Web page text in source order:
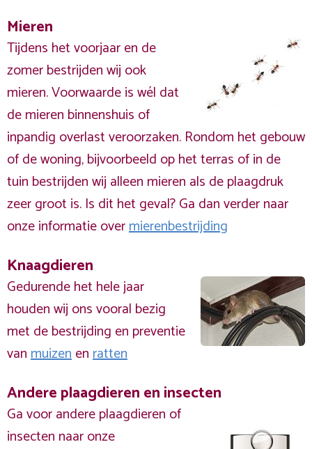
Mieren
Tijdens het voorjaar en de
zomer bestrijden wij ook
mieren. Voorwaarde is wél dat
de mieren binnenshuis of
inpandig overlast veroorzaken. Rondom het gebouw
of de woning, bijvoorbeeld op het terras of in de
tuin bestrijden wij alleen mieren als de plaagdruk
zeer groot is. Is dit het geval? Ga dan verder naar
onze informatie overmierenbestrijding
Knaagdieren
Gedurende het hele jaar
houden wij ons vooral bezig
met de bestrijding en preventie
vanmuizenenratten
Andere plaagdieren en insecten
Ga voor andere plaagdieren of
insecten naar onze